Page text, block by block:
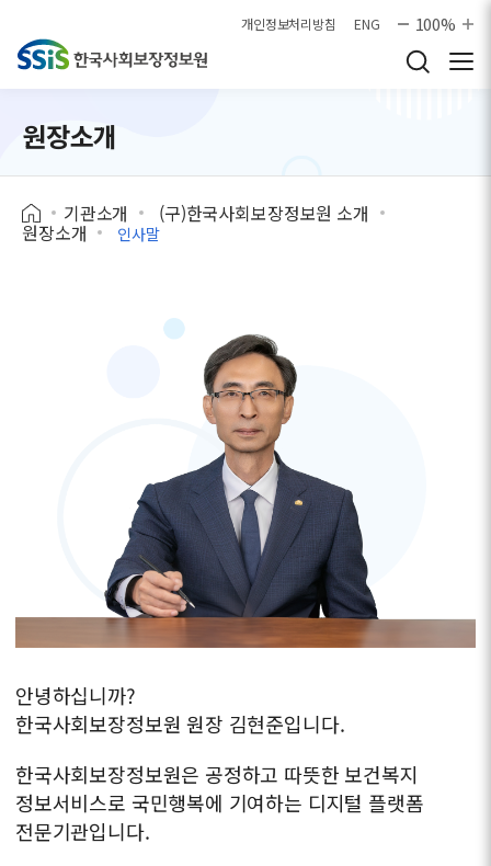
개인정보처리방침 ENG 100%
원장소개
기관소개 (구)한국사회보장정보원 소개
원장소개 인사말
안녕하십니까?
한국사회보장정보원 원장 김현준입니다.
한국사회보장정보원은 공정하고 따뜻한 보건복지
정보서비스로 국민행복에 기여하는 디지털 플랫폼
전문기관입니다.